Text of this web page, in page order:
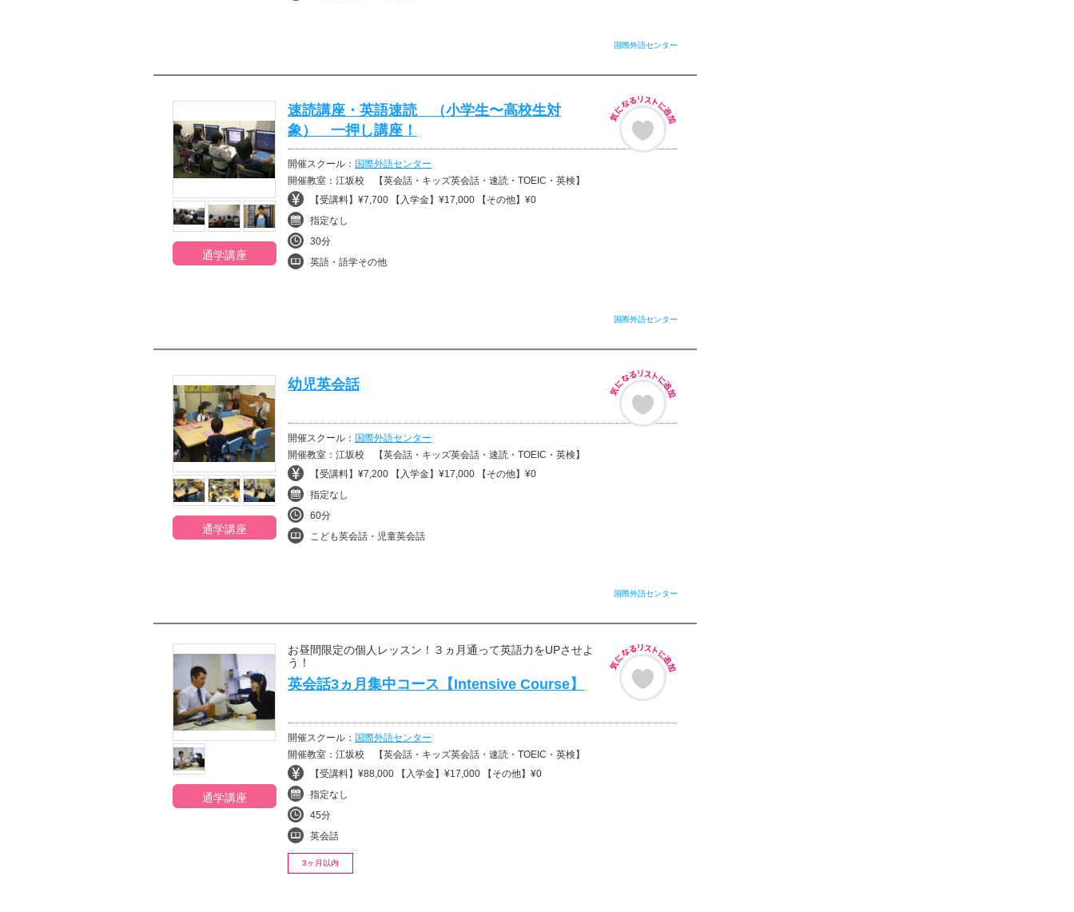
国際外語センター
通学講座
速読講座・英語速読 （小学生〜高校生対
象） 一押し講座！
開催スクール： 国際外語センター
開催教室：江坂校 【英会話・キッズ英会話・速読・TOEIC・英検】
【受講料】¥7,700 【入学金】¥17,000 【その他】¥0
指定なし
30分
英語・語学その他
国際外語センター
通学講座
幼児英会話
開催スクール： 国際外語センター
開催教室：江坂校 【英会話・キッズ英会話・速読・TOEIC・英検】
【受講料】¥7,200 【入学金】¥17,000 【その他】¥0
指定なし
60分
こども英会話・児童英会話
国際外語センター
通学講座
お昼間限定の個人レッスン！３ヵ月通って英語力をUPさせよ
う！
英会話3ヵ月集中コース【Intensive Course】
開催スクール： 国際外語センター
開催教室：江坂校 【英会話・キッズ英会話・速読・TOEIC・英検】
【受講料】¥88,000 【入学金】¥17,000 【その他】¥0
指定なし
45分
英会話
3ヶ月以内